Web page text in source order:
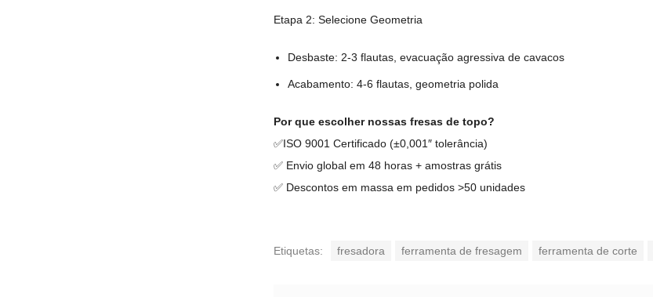
Etapa 2: Selecione Geometria
Desbaste: 2-3 flautas, evacuação agressiva de cavacos
Acabamento: 4-6 flautas, geometria polida
Por que escolher nossas fresas de topo?
✅ISO 9001 Certificado (±0,001″ tolerância)
✅ Envio global em 48 horas + amostras grátis
✅ Descontos em massa em pedidos >50 unidades
Etiquetas: fresadora ferramenta de fresagem ferramenta de corte